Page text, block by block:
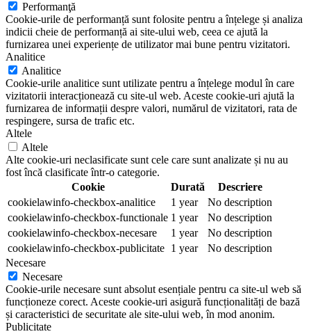
Performanţă
Cookie-urile de performanță sunt folosite pentru a înțelege și analiza
indicii cheie de performanță ai site-ului web, ceea ce ajută la
furnizarea unei experiențe de utilizator mai bune pentru vizitatori.
Analitice
Analitice
Cookie-urile analitice sunt utilizate pentru a înțelege modul în care
vizitatorii interacționează cu site-ul web. Aceste cookie-uri ajută la
furnizarea de informații despre valori, numărul de vizitatori, rata de
respingere, sursa de trafic etc.
Altele
Altele
Alte cookie-uri neclasificate sunt cele care sunt analizate și nu au
fost încă clasificate într-o categorie.
Cookie
Durată
Descriere
cookielawinfo-checkbox-analitice
1 year
No description
cookielawinfo-checkbox-functionale 1 year
No description
cookielawinfo-checkbox-necesare
1 year
No description
cookielawinfo-checkbox-publicitate 1 year
No description
Necesare
Necesare
Cookie-urile necesare sunt absolut esențiale pentru ca site-ul web să
funcționeze corect. Aceste cookie-uri asigură funcționalități de bază
și caracteristici de securitate ale site-ului web, în mod anonim.
Publicitate